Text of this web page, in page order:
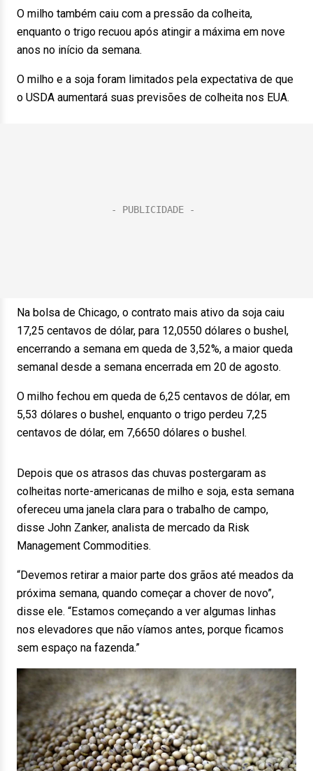
O milho também caiu com a pressão da colheita,
enquanto o trigo recuou após atingir a máxima em nove
anos no início da semana.
O milho e a soja foram limitados pela expectativa de que
o USDA aumentará suas previsões de colheita nos EUA.
Na bolsa de Chicago, o contrato mais ativo da soja caiu
17,25 centavos de dólar, para 12,0550 dólares o bushel,
encerrando a semana em queda de 3,52%, a maior queda
semanal desde a semana encerrada em 20 de agosto.
O milho fechou em queda de 6,25 centavos de dólar, em
5,53 dólares o bushel, enquanto o trigo perdeu 7,25
centavos de dólar, em 7,6650 dólares o bushel.
Depois que os atrasos das chuvas postergaram as
colheitas norte-americanas de milho e soja, esta semana
ofereceu uma janela clara para o trabalho de campo,
disse John Zanker, analista de mercado da Risk
Management Commodities.
“Devemos retirar a maior parte dos grãos até meados da
próxima semana, quando começar a chover de novo”,
disse ele. “Estamos começando a ver algumas linhas
nos elevadores que não víamos antes, porque ficamos
sem espaço na fazenda.”